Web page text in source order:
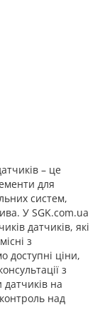
– це
для
систем,
У SGK.com.ua
датчиків, які
з
доступні ціни,
з
на
над